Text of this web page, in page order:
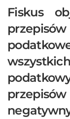
Fiskus
przepisów